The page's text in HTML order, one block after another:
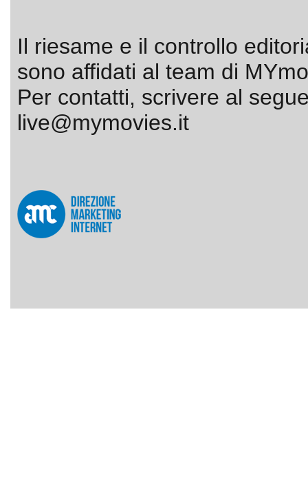
Il riesame e il controllo
sono affidati al team di
Per contatti, scrivere al
live@mymovies.it